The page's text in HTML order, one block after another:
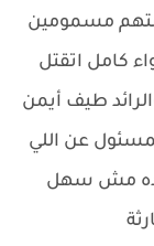
ماعلقتش عليها ، الأول موت 70 متهم مسمومين
كامل اتقتل
طيف أيمن
عن اللي
ده مش سهل